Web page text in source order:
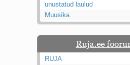
unustatud laulud
Muusika
Ruja.ee
RUJA